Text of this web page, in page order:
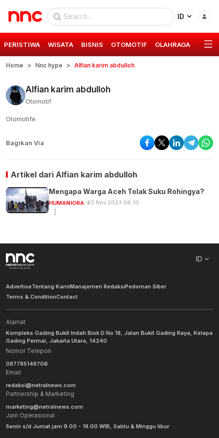
ID
PERISTIWA WISATA BISNIS OTOMOTIF OLAHRAGA GAYA
Home Nnc hype Alfian karim abdulloh
Alfian karim abdulloh
Otomotif
Otomotife
Bagikan Via
Artikel dari Alfian karim abdulloh
Mengapa Warga Aceh Tolak Suku Rohingya?
HUMANIORA 22 Nov 2023 06:35
ID
AdvertiseTentang KamiManajemen RedaksiPedoman Siber
Terms & ConditionContact
Alamat
Kompleks Gading Bukit Indah Blok D No 18, Jalan Bukit Gading Raya, Kelapa
Gading Permai, Jakarta Utara, 14240
Nomor Telepon
087785148706
Email
redaksi@netralnews.com
Partnership & Marketing
marketing@netralnews.com
Jam Operasional
Senin s/d Jumat jam 9.00 - 18.00 WIB, Sabtu & Minggu libur